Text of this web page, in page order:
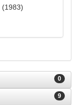
1983
0
9